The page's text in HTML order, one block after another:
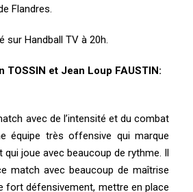
Flandres.
sur Handball TV à 20h.
TOSSIN et Jean Loup FAUSTIN:
avec de l’intensité et du combat
équipe très offensive qui marque
joue avec beaucoup de rythme. Il
match avec beaucoup de maîtrise
fort défensivement, mettre en place